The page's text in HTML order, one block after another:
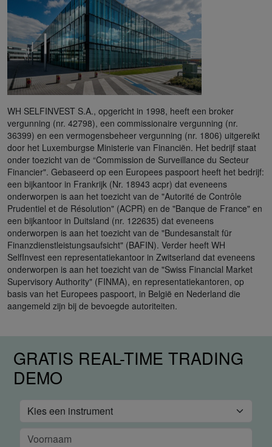
WH SELFINVEST S.A., opgericht in 1998, heeft een broker
vergunning (nr. 42798), een commissionaire vergunning (nr.
36399) en een vermogensbeheer vergunning (nr. 1806) uitgereikt
door het Luxemburgse Ministerie van Financiën. Het bedrijf staat
onder toezicht van de “Commission de Surveillance du Secteur
Financier". Gebaseerd op een Europees paspoort heeft het bedrijf:
een bijkantoor in Frankrijk (Nr. 18943 acpr) dat eveneens
onderworpen is aan het toezicht van de "Autorité de Contrôle
Prudentiel et de Résolution" (ACPR) en de "Banque de France" en
een bijkantoor in Duitsland (nr. 122635) dat eveneens
onderworpen is aan het toezicht van de "Bundesanstalt für
Finanzdienstleistungsaufsicht" (BAFIN). Verder heeft WH
SelfInvest een representatiekantoor in Zwitserland dat eveneens
onderworpen is aan het toezicht van de "Swiss Financial Market
Supervisory Authority" (FINMA), en representatiekantoren, op
basis van het Europees paspoort, in België en Nederland die
aangemeld zijn bij de bevoegde autoriteiten.
GRATIS REAL-TIME TRADING
DEMO